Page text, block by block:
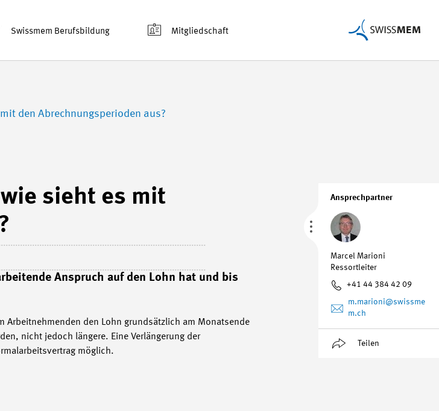
Swissmem Berufsbildung Mitgliedschaft
den Abrechnungsperioden aus?
Ansprechpartner
Marcel Marioni
Ressortleiter
+41 44 384 42 09
m.marioni@swissme
m.ch
Teilen
sieht es mit
Anspruch auf den Lohn hat und bis
Arbeitnehmenden den Lohn grundsätzlich am Monatsende
nicht jedoch längere. Eine Verlängerung der
möglich.